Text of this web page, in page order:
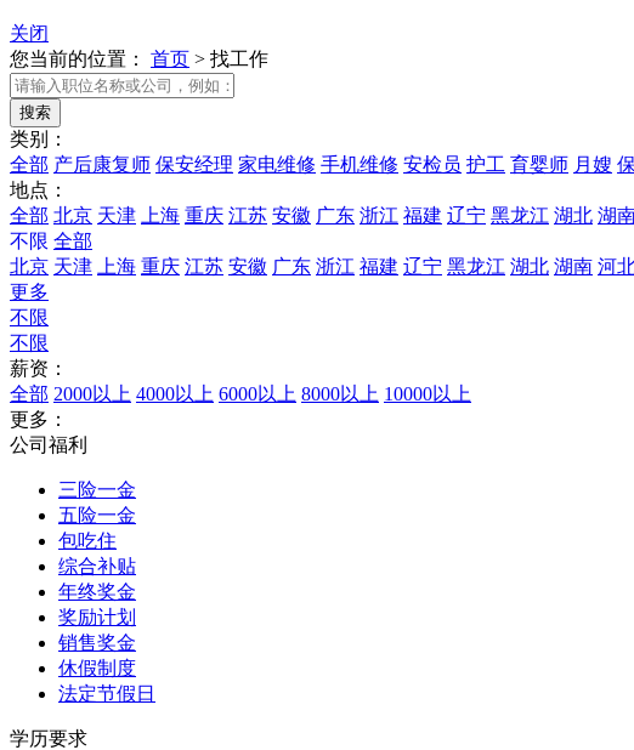
关闭
您当前的位置： 首页 > 找工作
类别：
全部 产后康复师 保安经理 家电维修 手机维修 安检员 护工 育婴师 月嫂
地点：
全部 北京 天津 上海 重庆 江苏 安徽 广东 浙江 福建 辽宁 黑龙江 湖北 湖
不限 全部
北京 天津 上海 重庆 江苏 安徽 广东 浙江 福建 辽宁 黑龙江 湖北 湖南 河
更多
不限
不限
薪资：
全部 2000以上 4000以上 6000以上 8000以上 10000以上
更多：
公司福利
三险一金
五险一金
包吃住
综合补贴
年终奖金
奖励计划
销售奖金
休假制度
法定节假日
学历要求